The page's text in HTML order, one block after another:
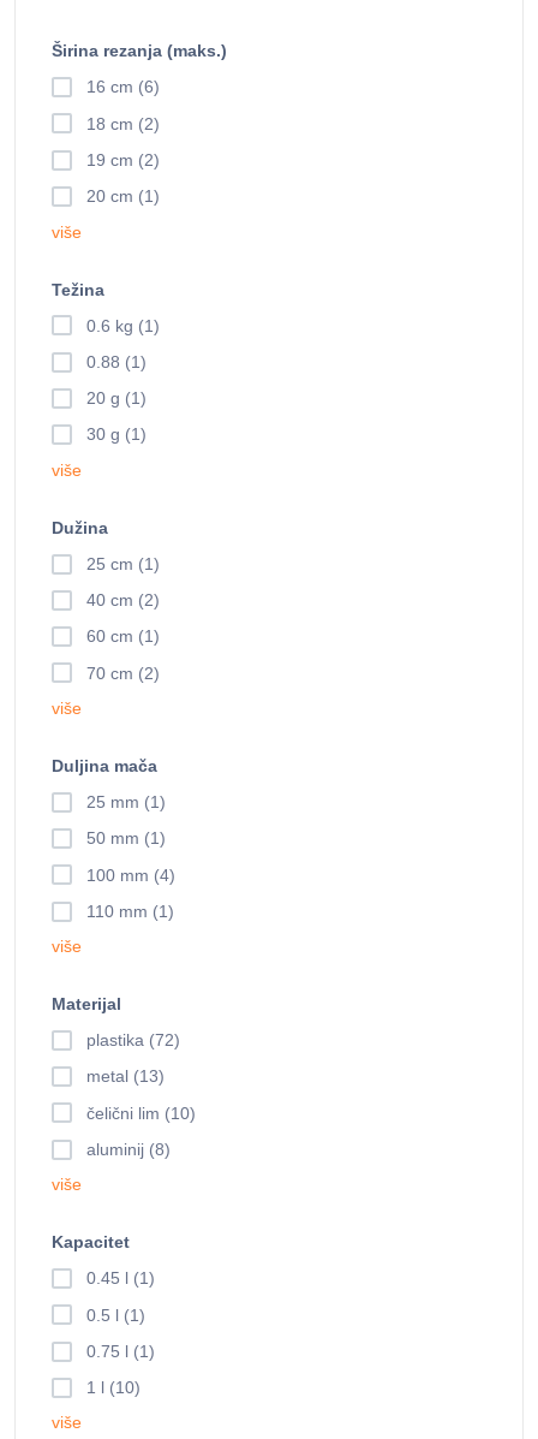
Širina rezanja (maks.)
16 cm (6)
18 cm (2)
19 cm (2)
20 cm (1)
više
Težina
0.6 kg (1)
0.88 (1)
20 g (1)
30 g (1)
više
Dužina
25 cm (1)
40 cm (2)
60 cm (1)
70 cm (2)
više
Duljina mača
25 mm (1)
50 mm (1)
100 mm (4)
110 mm (1)
više
Materijal
plastika (72)
metal (13)
čelični lim (10)
aluminij (8)
više
Kapacitet
0.45 l (1)
0.5 l (1)
0.75 l (1)
1 l (10)
više